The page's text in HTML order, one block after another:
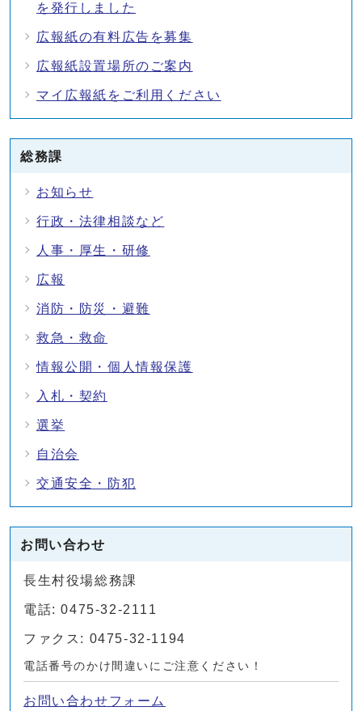
を発行しました
広報紙の有料広告を募集
広報紙設置場所のご案内
マイ広報紙をご利用ください
総務課
お知らせ
行政・法律相談など
人事・厚生・研修
広報
消防・防災・避難
救急・救命
情報公開・個人情報保護
入札・契約
選挙
自治会
交通安全・防犯
お問い合わせ
長生村役場総務課
電話: 0475-32-2111
ファクス: 0475-32-1194
電話番号のかけ間違いにご注意ください！
お問い合わせフォーム